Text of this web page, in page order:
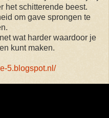
het schitterende beest.
om gave sprongen te
wat harder waardoor je
kunt maken.
5.blogspot.nl/